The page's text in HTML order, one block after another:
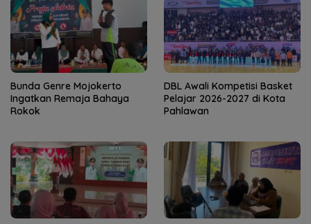
Bunda Genre Mojokerto
Ingatkan Remaja Bahaya
Rokok
DBL Awali Kompetisi Basket
Pelajar 2026-2027 di Kota
Pahlawan